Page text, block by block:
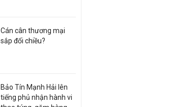
Cán cân thương mại
sắp đổi chiều?
Bảo Tín Mạnh Hải lên
tiếng phủ nhận hành vi